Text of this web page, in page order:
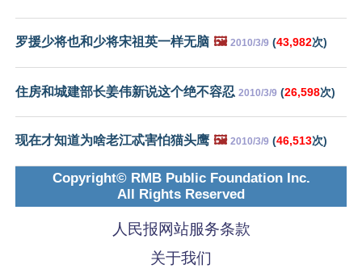
罗援少将也和少将宋祖英一样无脑 🖼️ 2010/3/9 (43,982次)
住房和城建部长姜伟新说这个绝不容忍 2010/3/9 (26,598次)
现在才知道为啥老江忒害怕猫头鹰 🖼️ 2010/3/9 (46,513次)
Copyright© RMB Public Foundation Inc.
All Rights Reserved
人民报网站服务条款
关于我们